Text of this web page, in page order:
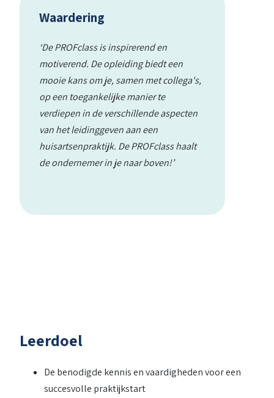
Waardering
‘De PROFclass is inspirerend en
motiverend. De opleiding biedt een
mooie kans om je, samen met collega's,
op een toegankelijke manier te
verdiepen in de verschillende aspecten
van het leidinggeven aan een
huisartsenpraktijk. De PROFclass haalt
de ondernemer in je naar boven!’
Leerdoel
De benodigde kennis en vaardigheden voor een
succesvolle praktijkstart